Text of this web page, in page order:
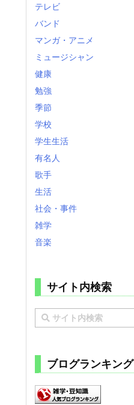
テレビ
バンド
マンガ・アニメ
ミュージシャン
健康
勉強
季節
学校
学生生活
有名人
歌手
生活
社会・事件
雑学
音楽
サイト内検索
ブログランキング